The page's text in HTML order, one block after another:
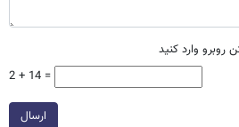
روبرو وارد کنید
2 + 14 =
ارسال